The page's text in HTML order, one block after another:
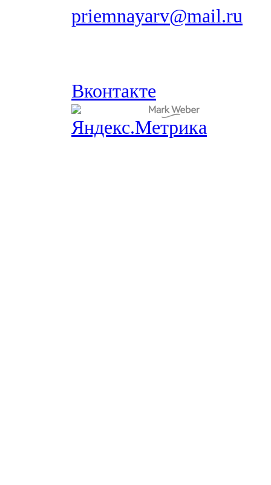
priemnayarv@mail.ru
Вконтакте